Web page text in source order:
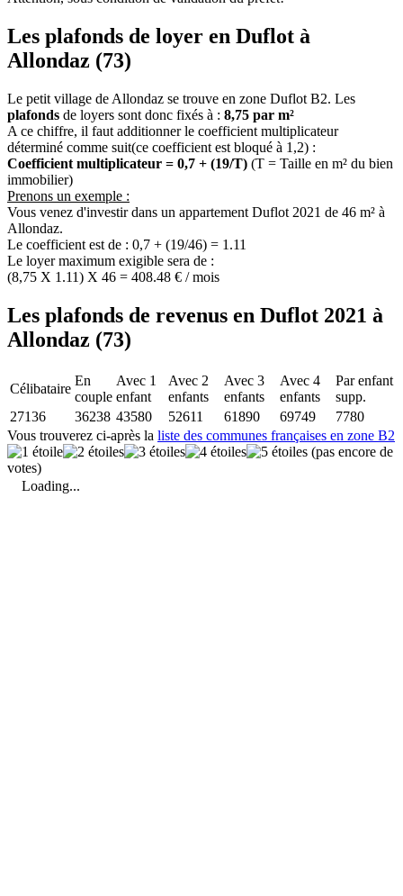
Les plafonds de loyer en Duflot à
Allondaz (73)
Le petit village de Allondaz se trouve en zone Duflot B2. Les
plafonds de loyers sont donc fixés à : 8,75 par m²
A ce chiffre, il faut additionner le coefficient multiplicateur
déterminé comme suit(ce coefficient est bloqué à 1,2) :
Coefficient multiplicateur = 0,7 + (19/T) (T = Taille en m² du bien
immobilier)
Prenons un exemple :
Vous venez d'investir dans un appartement Duflot 2021 de 46 m² à
Allondaz.
Le coefficient est de : 0,7 + (19/46) = 1.11
Le loyer maximum exigible sera de :
(8,75 X 1.11) X 46 = 408.48 € / mois
Les plafonds de revenus en Duflot 2021 à
Allondaz (73)
Célibataire
En
couple
Avec 1
enfant
Avec 2
enfants
Avec 3
enfants
Avec 4
enfants
Par enfant
supp.
27136
36238 43580 52611 61890 69749
7780
Vous trouverez ci-après la liste des communes françaises en zone B2
(pas encore de
votes)
Loading...